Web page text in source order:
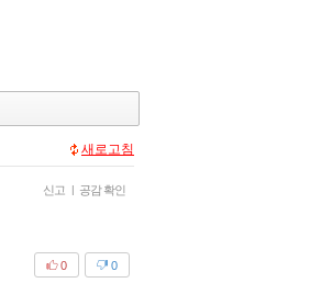
새로고침
신고 | 공감 확인
0
0